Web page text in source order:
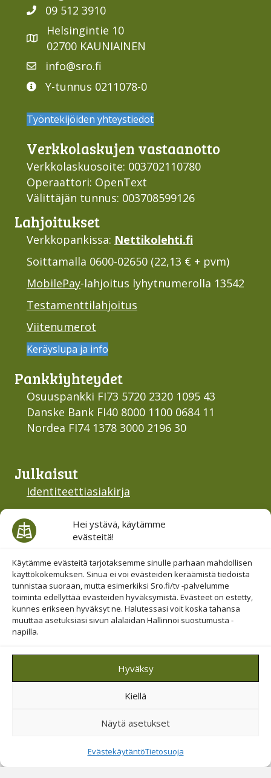
Hei ystävä, käytämme
evästeitä!
Käytämme evästeitä tarjotaksemme sinulle parhaan mahdollisen
käyttökokemuksen. Sinua ei voi evästeiden keräämistä tiedoista
tunnistaa suoraan, mutta esimerkiksi Sro.fi/tv -palvelumme
toiminta edellyttää evästeiden hyväksymistä. Evästeet on estetty,
kunnes erikseen hyväksyt ne. Halutessasi voit koska tahansa
muuttaa asetuksiasi sivun alalaidan Hallinnoi suostumusta -
napilla.
Hyväksy
Kiellä
Näytä asetukset
EvästekäytäntöTietosuoja
Media316
Yhteys­tiedot
09 512 3910
Helsingintie 10
02700 KAUNIAINEN
info@sro.fi
Työntekijöiden yhteystiedot
Verkko­laskujen vastaan­otto
Operaattori: OpenText
Välittäjän tunnus: 003708599126
Lahjoi­tukset
Verkkopankissa:Nettikolehti.fi
Soittamalla 0600-02650 (22,13 € + pvm)
MobilePay-lahjoitus lyhytnumerolla 13542
Testamenttilahjoitus
Viitenumerot
Keräyslupa ja info
Pankki­yhteydet
Nordea FI74 1378 3000 2196 30
Julkaisut
Identiteettiasiakirja
Ystäväviesti
Raamattu­opisto somessa
Evästesuostumus
Hallinnoi evästeitä
Etsi sivuiltamme